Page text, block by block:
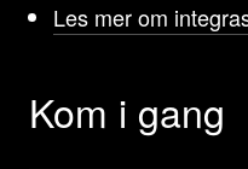
Les mer om
Kom i gang